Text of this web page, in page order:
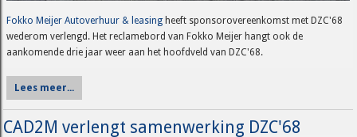
Fokko Meijer Autoverhuur & leasing heeft sponsorovereenkomst met DZC'68
wederom verlengd. Het reclamebord van Fokko Meijer hangt ook de
aankomende drie jaar weer aan het hoofdveld van DZC'68.
Lees meer...
CAD2M verlengt samenwerking DZC'68